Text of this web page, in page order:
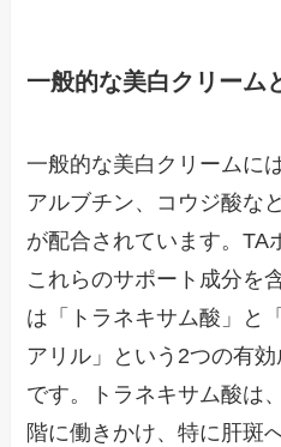
一般的な美白クリーム
一般的な美白クリームに
アルブチン、コウジ酸な
が配合されています。TA
これらのサポート成分を
は「トラネキサム酸」と
アリル」という2つの有
です。トラネキサム酸は
階に働きかけ、特に肝斑